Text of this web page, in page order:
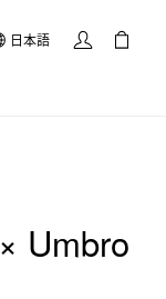
日本語
Umbro